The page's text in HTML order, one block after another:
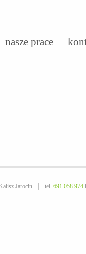
nasze prace
Jarocin tel. 691 058 974